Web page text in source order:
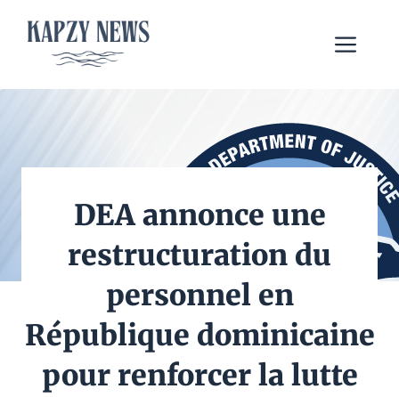
contenu
DEA annonce une
restructuration du
personnel en
République dominicaine
pour renforcer la lutte